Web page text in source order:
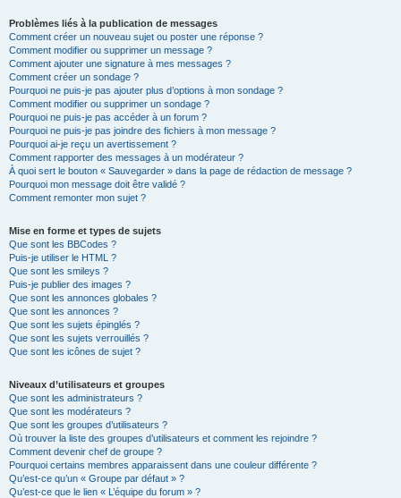
Problèmes liés à la publication de messages
Comment créer un nouveau sujet ou poster une réponse ?
Comment modifier ou supprimer un message ?
Comment ajouter une signature à mes messages ?
Comment créer un sondage ?
Pourquoi ne puis-je pas ajouter plus d’options à mon sondage ?
Comment modifier ou supprimer un sondage ?
Pourquoi ne puis-je pas accéder à un forum ?
Pourquoi ne puis-je pas joindre des fichiers à mon message ?
Pourquoi ai-je reçu un avertissement ?
Comment rapporter des messages à un modérateur ?
À quoi sert le bouton « Sauvegarder » dans la page de rédaction de message ?
Pourquoi mon message doit être validé ?
Comment remonter mon sujet ?
Mise en forme et types de sujets
Que sont les BBCodes ?
Puis-je utiliser le HTML ?
Que sont les smileys ?
Puis-je publier des images ?
Que sont les annonces globales ?
Que sont les annonces ?
Que sont les sujets épinglés ?
Que sont les sujets verrouillés ?
Que sont les icônes de sujet ?
Niveaux d’utilisateurs et groupes
Que sont les administrateurs ?
Que sont les modérateurs ?
Que sont les groupes d’utilisateurs ?
Où trouver la liste des groupes d’utilisateurs et comment les rejoindre ?
Comment devenir chef de groupe ?
Pourquoi certains membres apparaissent dans une couleur différente ?
Qu’est-ce qu’un « Groupe par défaut » ?
Qu’est-ce que le lien « L’équipe du forum » ?